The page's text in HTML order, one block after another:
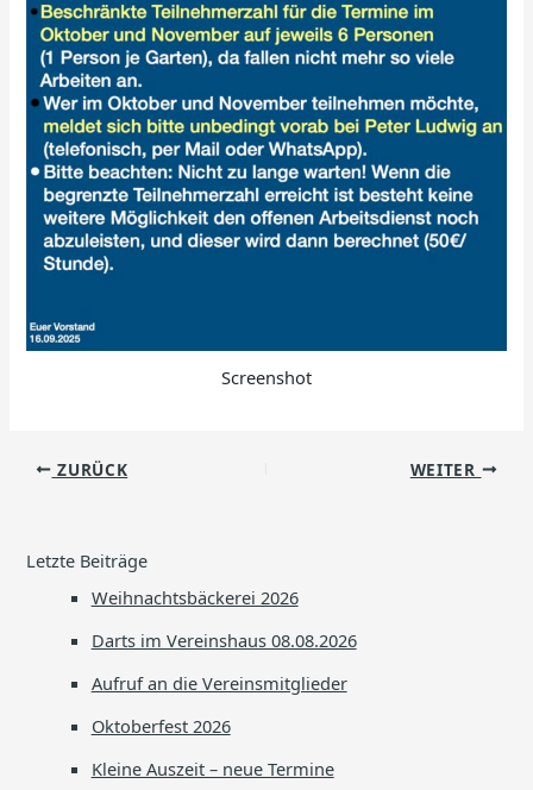
Screenshot
ZURÜCK WEITER
Letzte Beiträge
Weihnachtsbäckerei 2026
Darts im Vereinshaus 08.08.2026
Aufruf an die Vereinsmitglieder
Oktoberfest 2026
Kleine Auszeit – neue Termine